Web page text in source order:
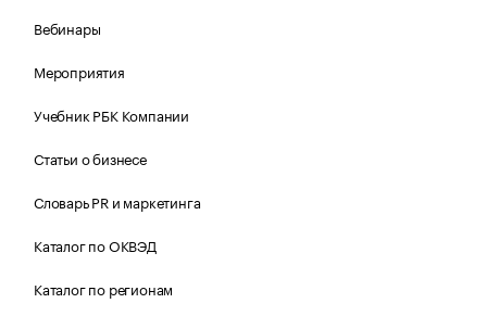
Вебинары
Мероприятия
Учебник РБК Компании
Статьи о бизнесе
Словарь PR и маркетинга
Каталог по ОКВЭД
Каталог по регионам